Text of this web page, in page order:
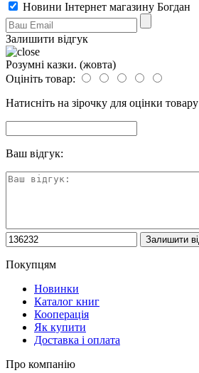
Новини Інтернет магазину Богдан
Залишити відгук
Розумні казки. (жовта)
Оцініть товар:
Натисніть на зірочку для оцінки товару
Ваш відгук:
Покупцям
Новинки
Каталог книг
Кооперація
Як купити
Доставка і оплата
Про компанію